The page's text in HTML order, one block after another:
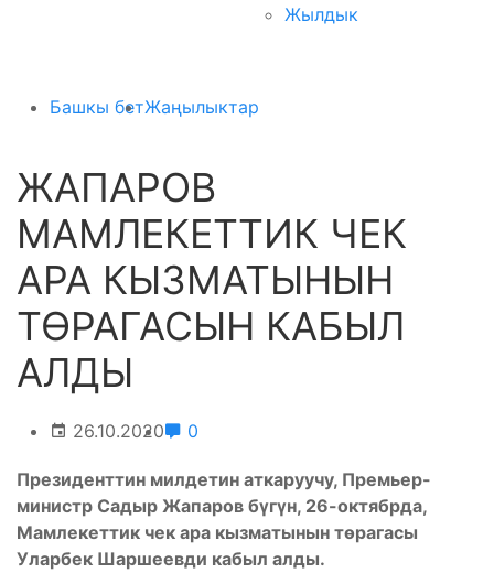
Жылдык
Башкы бетЖаңылыктар
ЖАПАРОВ
МАМЛЕКЕТТИК ЧЕК
АРА КЫЗМАТЫНЫН
ТӨРАГАСЫН КАБЫЛ
АЛДЫ
26.10.2020 0
Президенттин милдетин аткаруучу, Премьер-
министр Садыр Жапаров бүгүн, 26-октябрда,
Мамлекеттик чек ара кызматынын төрагасы
Уларбек Шаршеевди кабыл алды.